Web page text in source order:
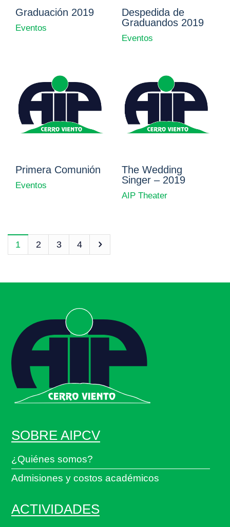
Graduación 2019
Eventos
Despedida de
Graduandos 2019
Eventos
Primera Comunión
Eventos
The Wedding
Singer – 2019
AIP Theater
1 2 3 4
SOBRE AIPCV
¿Quiénes somos?
Admisiones y costos académicos
ACTIVIDADES